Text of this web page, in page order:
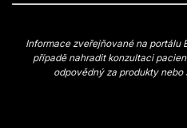
Informace zveřejňované na portálu
případě nahradit konzultaci
odpovědný za produkty nebo